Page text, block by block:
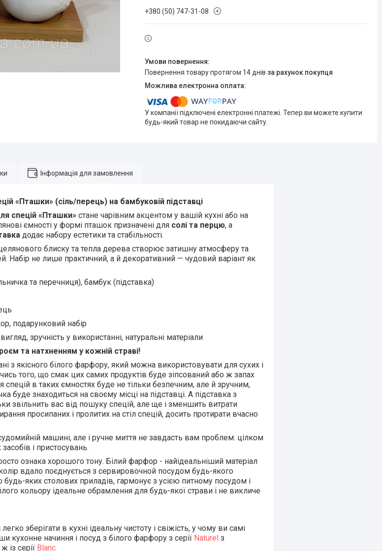
+380 (50) 747-31-08
повернення товару протягом 14 днів за рахунок покупця
У компанії підключені електронні платежі. Тепер ви можете купити
будь-який товар не покидаючи сайту.
Інформація для замовлення
«Пташки» (сіль/перець) на бамбуковій підставці
спецій «Пташки» стане чарівним акцентом у вашій кухні або на
ємності у формі пташок призначені для солі та перцю, а
додає набору естетики та стабільності.
блиску та тепла дерева створює затишну атмосферу та
Набір не лише практичний, а й декоративний — чудовий варіант як
та перечниця), бамбук (підставка)
подарунковий набір
зручність у використанні, натуральні матеріали
та натхненням у кожній страві!
з якісного білого фарфору, який можна використовувати для сухих і
того, що смак цих самих продуктів буде зіпсований або ж запах
спецій в таких ємностях буде не тільки безпечним, але й зручним,
буде знаходиться на своєму місці на підставці. А підставка з
звільнить вас від пошуку спецій, але ще і зменшить витрати
просипаних і пролитих на стіл спецій, досить протирати вчасно
машині, але і ручне миття не завдасть вам проблем: цілком
і пристосувань.
ознака хорошого тону. Білий фарфор - найідеальніший матеріал
вдало поєднується з сервировочной посудом будь-якого
будь-яких столових приладів, гармонує з усією питному посудом і
кольору ідеальне обрамлення для будь-якої страви і не викличе
зберігати в кухні ідеальну чистоту і свіжість, у чому ви самі
кухонне начиння і посуд з білого фарфору з серії Naturel з
із серії Blanc